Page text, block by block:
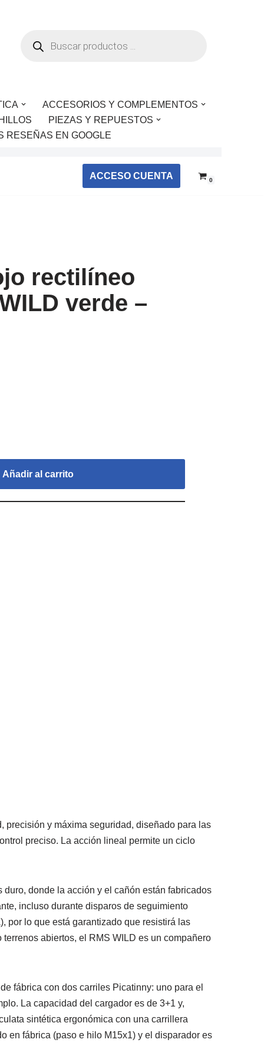
ACCESORIOS Y COMPLEMENTOS
PIEZAS Y REPUESTOS
RESEÑAS EN GOOGLE
ACCESO CUENTA 0
rectilíneo
verde –
Añadir al carrito
precisión y máxima seguridad, diseñado para las
preciso. La acción lineal permite un ciclo
donde la acción y el cañón están fabricados
incluso durante disparos de seguimiento
por lo que está garantizado que resistirá las
abiertos, el RMS WILD es un compañero
fábrica con dos carriles Picatinny: uno para el
La capacidad del cargador es de 3+1 y,
sintética ergonómica con una carrillera
en fábrica (paso e hilo M15x1) y el disparador es